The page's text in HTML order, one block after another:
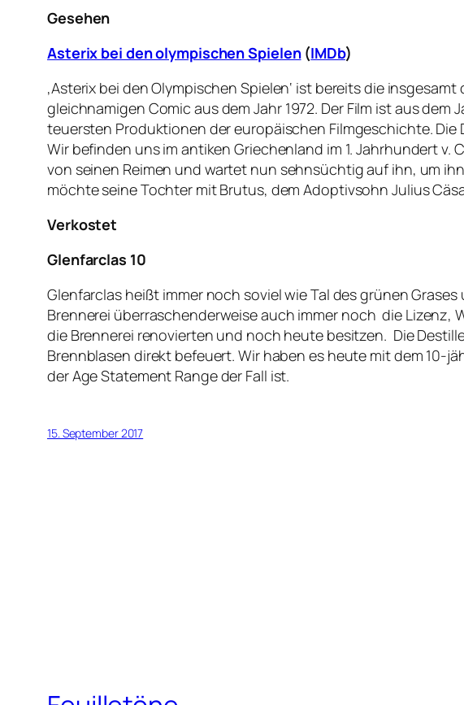
Gesehen
Asterix bei den olympischen Spielen(IMDb)
‚Asterix bei den Olympischen Spielen‘ ist bereits die
gleichnamigen Comic aus dem Jahr 1972. Der Film ist aus
teuersten Produktionen der europäischen Filmgeschichte.
Wir befinden uns im antiken Griechenland im 1. Jahrhundert
von seinen Reimen und wartet nun sehnsüchtig auf ihn, um
möchte seine Tochter mit Brutus, dem Adoptivsohn Julius
Verkostet
Glenfarclas 10
Glenfarclas heißt immer noch soviel wie Tal des grünen
Brennerei überraschenderweise auch immer noch die Lizenz,
die Brennerei renovierten und noch heute besitzen. Die
Brennblasen direkt befeuert. Wir haben es heute mit dem 10-
der Age Statement Range der Fall ist.
15. September 2017